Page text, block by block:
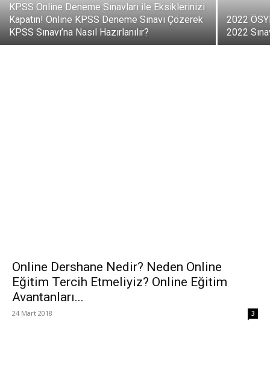
KPSS Online Deneme Sınavları ile Eksiklerinizi
Kapatın! Online KPSS Deneme Sınavı Çözerek
KPSS Sınavı’na Nasıl Hazırlanılır?
2022
2022
Online Dershane Nedir? Neden Online
Eğitim Tercih Etmeliyiz? Online Eğitim
Avantanları...
24 Mart 2018 3